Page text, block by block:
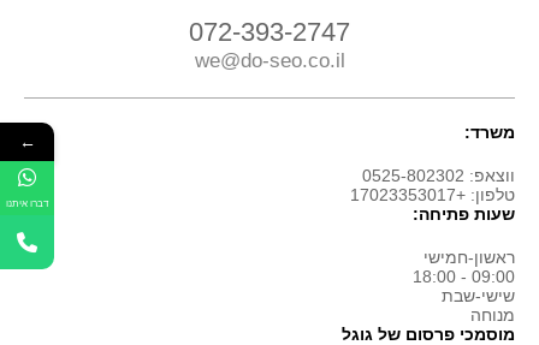
072-393-2747
we@do-seo.co.il
משרד:
ווצאפ: 0525-802302
טלפון: +17023353017
שעות פתיחה:
ראשון-חמישי
09:00 - 18:00
שישי-שבת
מנוחה
מוסמכי פרסום של גוגל
←
דברו איתנו